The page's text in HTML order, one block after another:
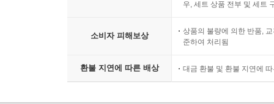
우, 세트 상품 전부 및 세트
소비자 피해보상
상품의 불량에 의한 반품,
준하여 처리됨
환불 지연에 따른 배상 대금 환불 및 환불 지연에